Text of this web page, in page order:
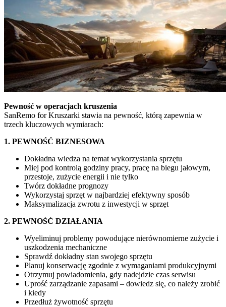
Pewność w operacjach kruszenia
SanRemo for Kruszarki stawia na pewność, którą zapewnia w
trzech kluczowych wymiarach:
1. PEWNOŚĆ BIZNESOWA
Dokładna wiedza na temat wykorzystania sprzętu
Miej pod kontrolą godziny pracy, pracę na biegu jałowym,
przestoje, zużycie energii i nie tylko
Twórz dokładne prognozy
Wykorzystaj sprzęt w najbardziej efektywny sposób
Maksymalizacja zwrotu z inwestycji w sprzęt
2. PEWNOŚĆ DZIAŁANIA
Wyeliminuj problemy powodujące nierównomierne zużycie i
uszkodzenia mechaniczne
Sprawdź dokładny stan swojego sprzętu
Planuj konserwację zgodnie z wymaganiami produkcyjnymi
Otrzymuj powiadomienia, gdy nadejdzie czas serwisu
Uprość zarządzanie zapasami – dowiedz się, co należy zrobić
i kiedy
Przedłuż żywotność sprzętu